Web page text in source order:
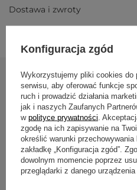
materiał PVC. Dzięki niemu
dla najbardziej wystających
kręgosłup, kostki czy kolana nie
podłogę. Wygodnie wykonasz
klęczące bez konieczności
postaci koca lub pianki.
Nie odczujesz przy tym chłodu,
izoluje od podłoża. Chroni tym
dokuczliwymi zapaleniami
Mata do jogi
Dostawa i zwroty
Zobacz również
Konfiguracja zgód
Wykorzystujemy pliki cookies do
serwisu, aby oferować funkcje
ruch i prowadzić działania
jak i naszych Zaufanych
w polityce prywatności .
zgodę na ich zapisywanie na
określić warunki
zakładkę „Konfiguracja zgód”.
dowolnym momencie poprzez
przeglądarki z danego urządzenia